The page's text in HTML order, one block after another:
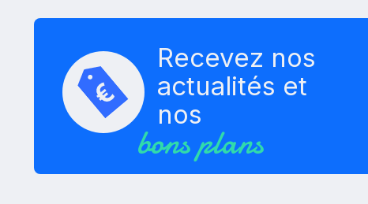
Recevez nos
actualités et
nos
bons plans